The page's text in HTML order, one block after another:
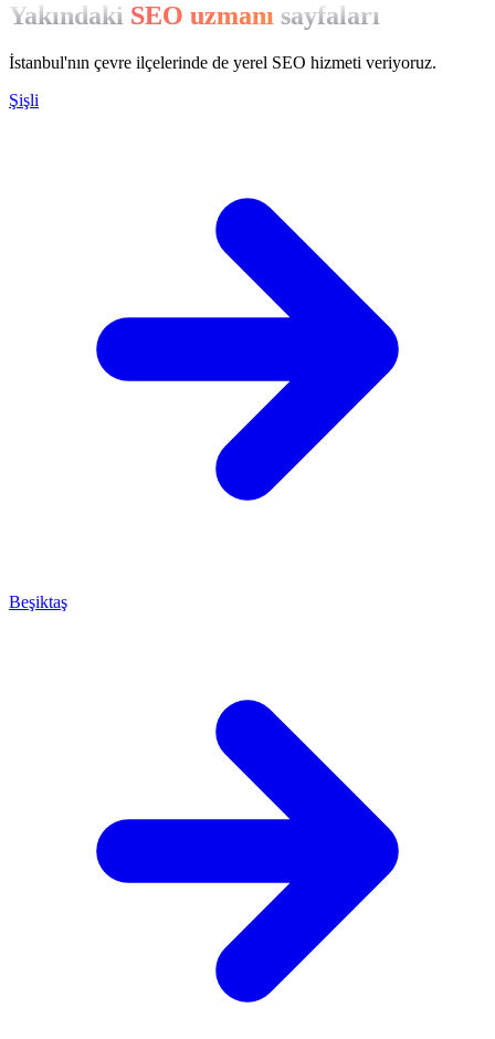
Yakındaki SEO uzmanı sayfaları
İstanbul'nın çevre ilçelerinde de yerel SEO hizmeti veriyoruz.
Şişli
Beşiktaş